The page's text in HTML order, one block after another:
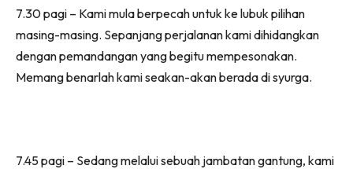
7.30 pagi – Kami mula berpecah untuk ke lubuk pilihan
masing-masing. Sepanjang perjalanan kami dihidangkan
dengan pemandangan yang begitu mempesonakan.
Memang benarlah kami seakan-akan berada di syurga.
7.45 pagi – Sedang melalui sebuah jambatan gantung, kami